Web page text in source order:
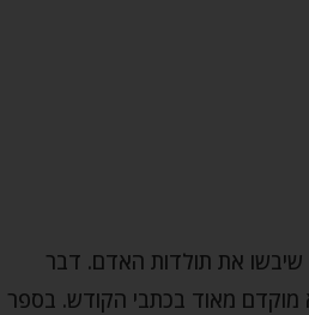
את תולדות האדם. דבר
מוקדם מאוד בכתבי הקודש. בספר